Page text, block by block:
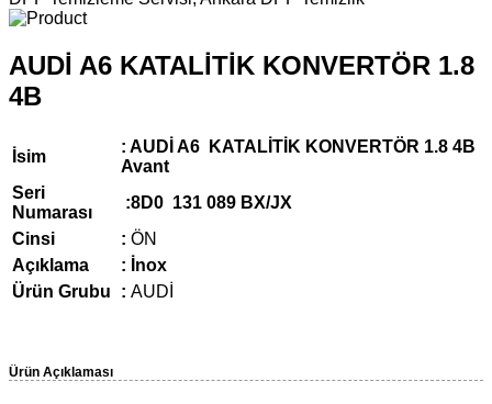
AUDİ A6 KATALİTİK KONVERTÖR 1.8
4B
İsim
: AUDİ A6 KATALİTİK KONVERTÖR 1.8 4B
Avant
Seri
Numarası
:8D0 131 089 BX/JX
Cinsi
: ÖN
Açıklama
: İnox
Ürün Grubu
: AUDİ
Ürün Açıklaması